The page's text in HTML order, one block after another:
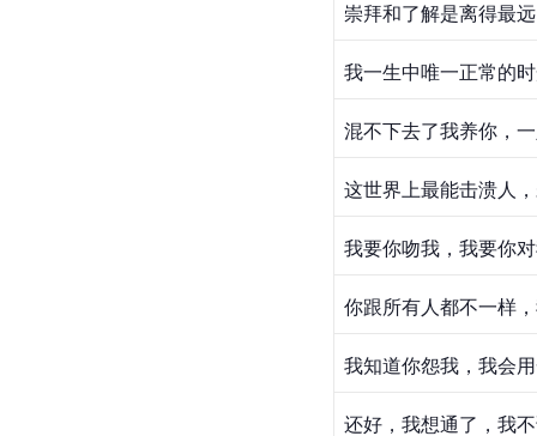
崇拜和了解是离得最
我一生中唯一正常的
混不下去了我养你，
这世界上最能击溃人
我要你吻我，我要你
你跟所有人都不一样
我知道你怨我，我会
还好，我想通了，我